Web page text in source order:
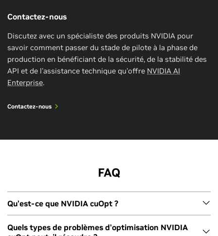
Utilisez un service Cloud d'optimisation
les itinéraires de diverses flottes de véhicules et
de missions et l'efficacité logistique globale.
d'automatiser de bout en bout des espaces de co-
numériques.
Contactez-nous
Discutez avec un spécialiste des produits NVIDIA pour
savoir comment passer du stade de pilote à la phase de
production en bénéficiant de la sécurité, de la stabilité des
API et de l'assistance technique qu'offre NVIDIA AI
Enterprise.
Contactez-nous
FAQ
Qu'est-ce que NVIDIA cuOpt ?
NVIDIA cuOpt est un moteur open source accéléré par GPU
Quels types de problèmes d'optimisation NVIDIA